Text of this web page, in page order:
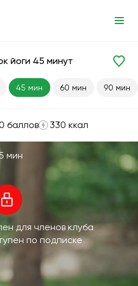
йоги 45 минут
45 мин 60 мин 90 мин
баллов 330 ккал
мин
для членов клуба
по подписке